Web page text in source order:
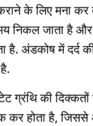
के लिए मना
निकल जाता है
है. अंडकोष में दर्द
ग्रंथि की
कर होता है,